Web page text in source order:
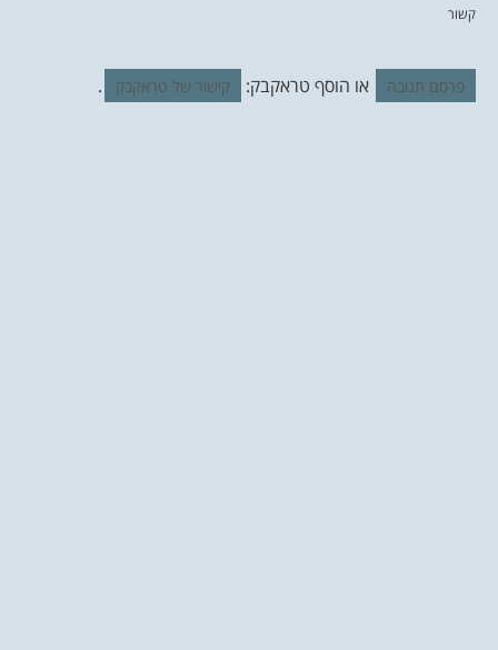
קשור
פרסם תגובה או הוסף טראקבק: קישור של טראקבק .